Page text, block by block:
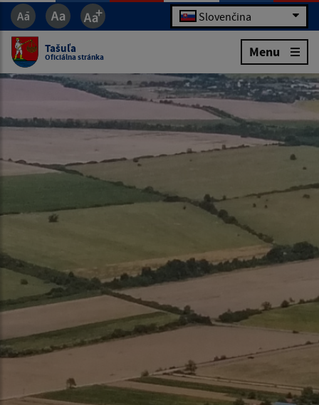
Slovenčina
Tašuľa
Oficiálna stránka Menu